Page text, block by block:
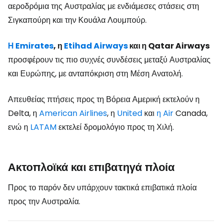
αεροδρόμια της Αυστραλίας με ενδιάμεσες στάσεις στη
Σιγκαπούρη και την Κουάλα Λουμπούρ.
Η Emirates, η Etihad Airwaysκαι η Qatar Airways
προσφέρουν τις πιο συχνές συνδέσεις μεταξύ Αυστραλίας
και Ευρώπης, με ανταπόκριση στη Μέση Ανατολή.
Απευθείας πτήσεις προς τη Βόρεια Αμερική εκτελούν η
Delta, η American Airlines, η United και η AirCanada,
ενώ η LATAMεκτελεί δρομολόγιο προς τη Χιλή.
Ακτοπλοϊκά και επιβατηγά πλοία
Προς το παρόν δεν υπάρχουν τακτικά επιβατικά πλοία
προς την Αυστραλία.